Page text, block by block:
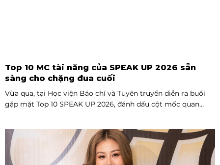
Top 10 MC tài năng của SPEAK UP 2026 sẵn
sàng cho chặng đua cuối
Vừa qua, tại Học viện Báo chí và Tuyên truyền diễn ra buổi
gặp mặt Top 10 SPEAK UP 2026, đánh dấu cột mốc quan